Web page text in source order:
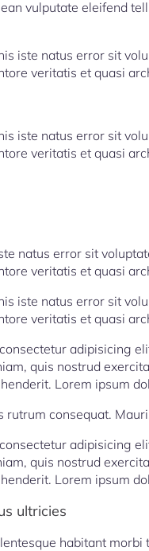
vulputate eleifend
iste natus error sit
veritatis et quasi
iste natus error sit
veritatis et quasi
natus error sit
veritatis et quasi
iste natus error sit
veritatis et quasi
adipisicing
quis nostrud
Lorem ipsum
rutrum consequat.
adipisicing
quis nostrud
Lorem ipsum
ultricies
habitant